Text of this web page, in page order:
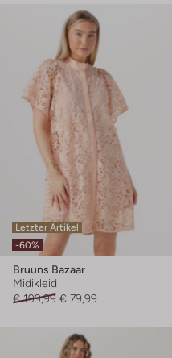
Letzter Artikel
-60%
Bruuns Bazaar
Midikleid
€ 199,99 € 79,99